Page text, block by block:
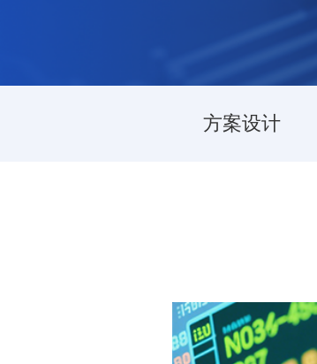
方案设计